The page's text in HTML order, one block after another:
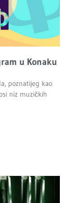
u Konaku
poznatijeg kao
niz muzičkih